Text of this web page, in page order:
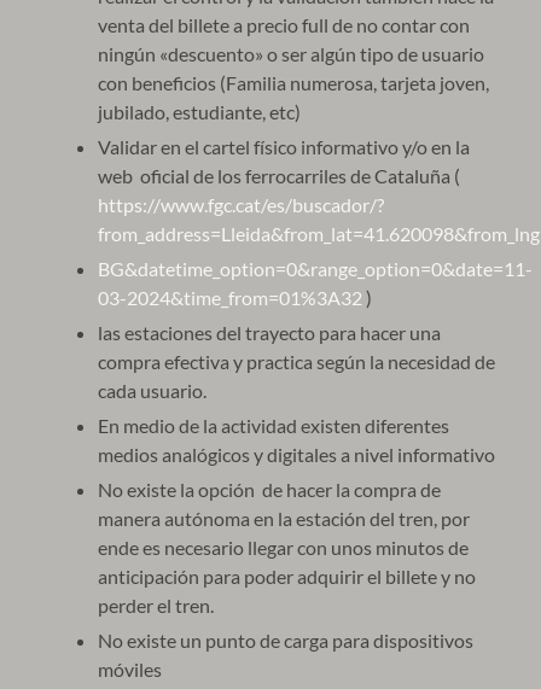
venta del billete a precio full de no contar con
ningún «descuento» o ser algún tipo de usuario
con beneficios (Familia numerosa, tarjeta joven,
jubilado, estudiante, etc)
Validar en el cartel físico informativo y/o en la
web oficial de los ferrocarriles de Cataluña (
https://www.fgc.cat/es/buscador/?
BG&datetime_option=0&range_option=0&date=11-
03-2024&time_from=01%3A32 )
las estaciones del trayecto para hacer una
compra efectiva y practica según la necesidad de
cada usuario.
En medio de la actividad existen diferentes
medios analógicos y digitales a nivel informativo
No existe la opción de hacer la compra de
manera autónoma en la estación del tren, por
ende es necesario llegar con unos minutos de
anticipación para poder adquirir el billete y no
perder el tren.
No existe un punto de carga para dispositivos
móviles